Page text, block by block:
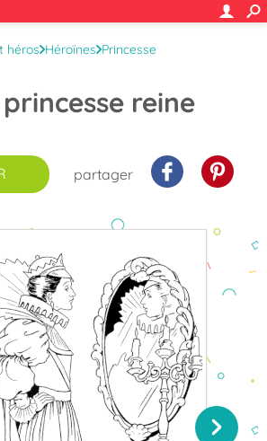
héros Héroïnes Princesse
reine
partager